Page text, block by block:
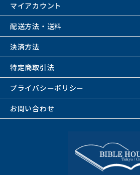
マイアカウント
配送方法・送料
決済方法
特定商取引法
プライバシーポリシー
お問い合わせ